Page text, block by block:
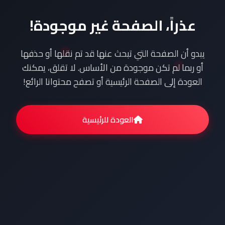
عذراً، الصفحة غير موجودة!
يبدو أن الصفحة التي تبحث عنها قد تم نقلها أو حذفها
أو ربما لم تكن موجودة من الأساس. لا تقلق، يمكنك
العودة إلى الصفحة الرئيسية أو تصفح محتوانا الرائع!
العودة للرئيسية